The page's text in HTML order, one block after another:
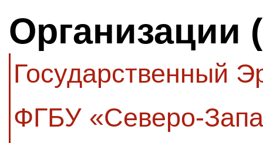
Организации
Государственный
ФГБУ «Северо-